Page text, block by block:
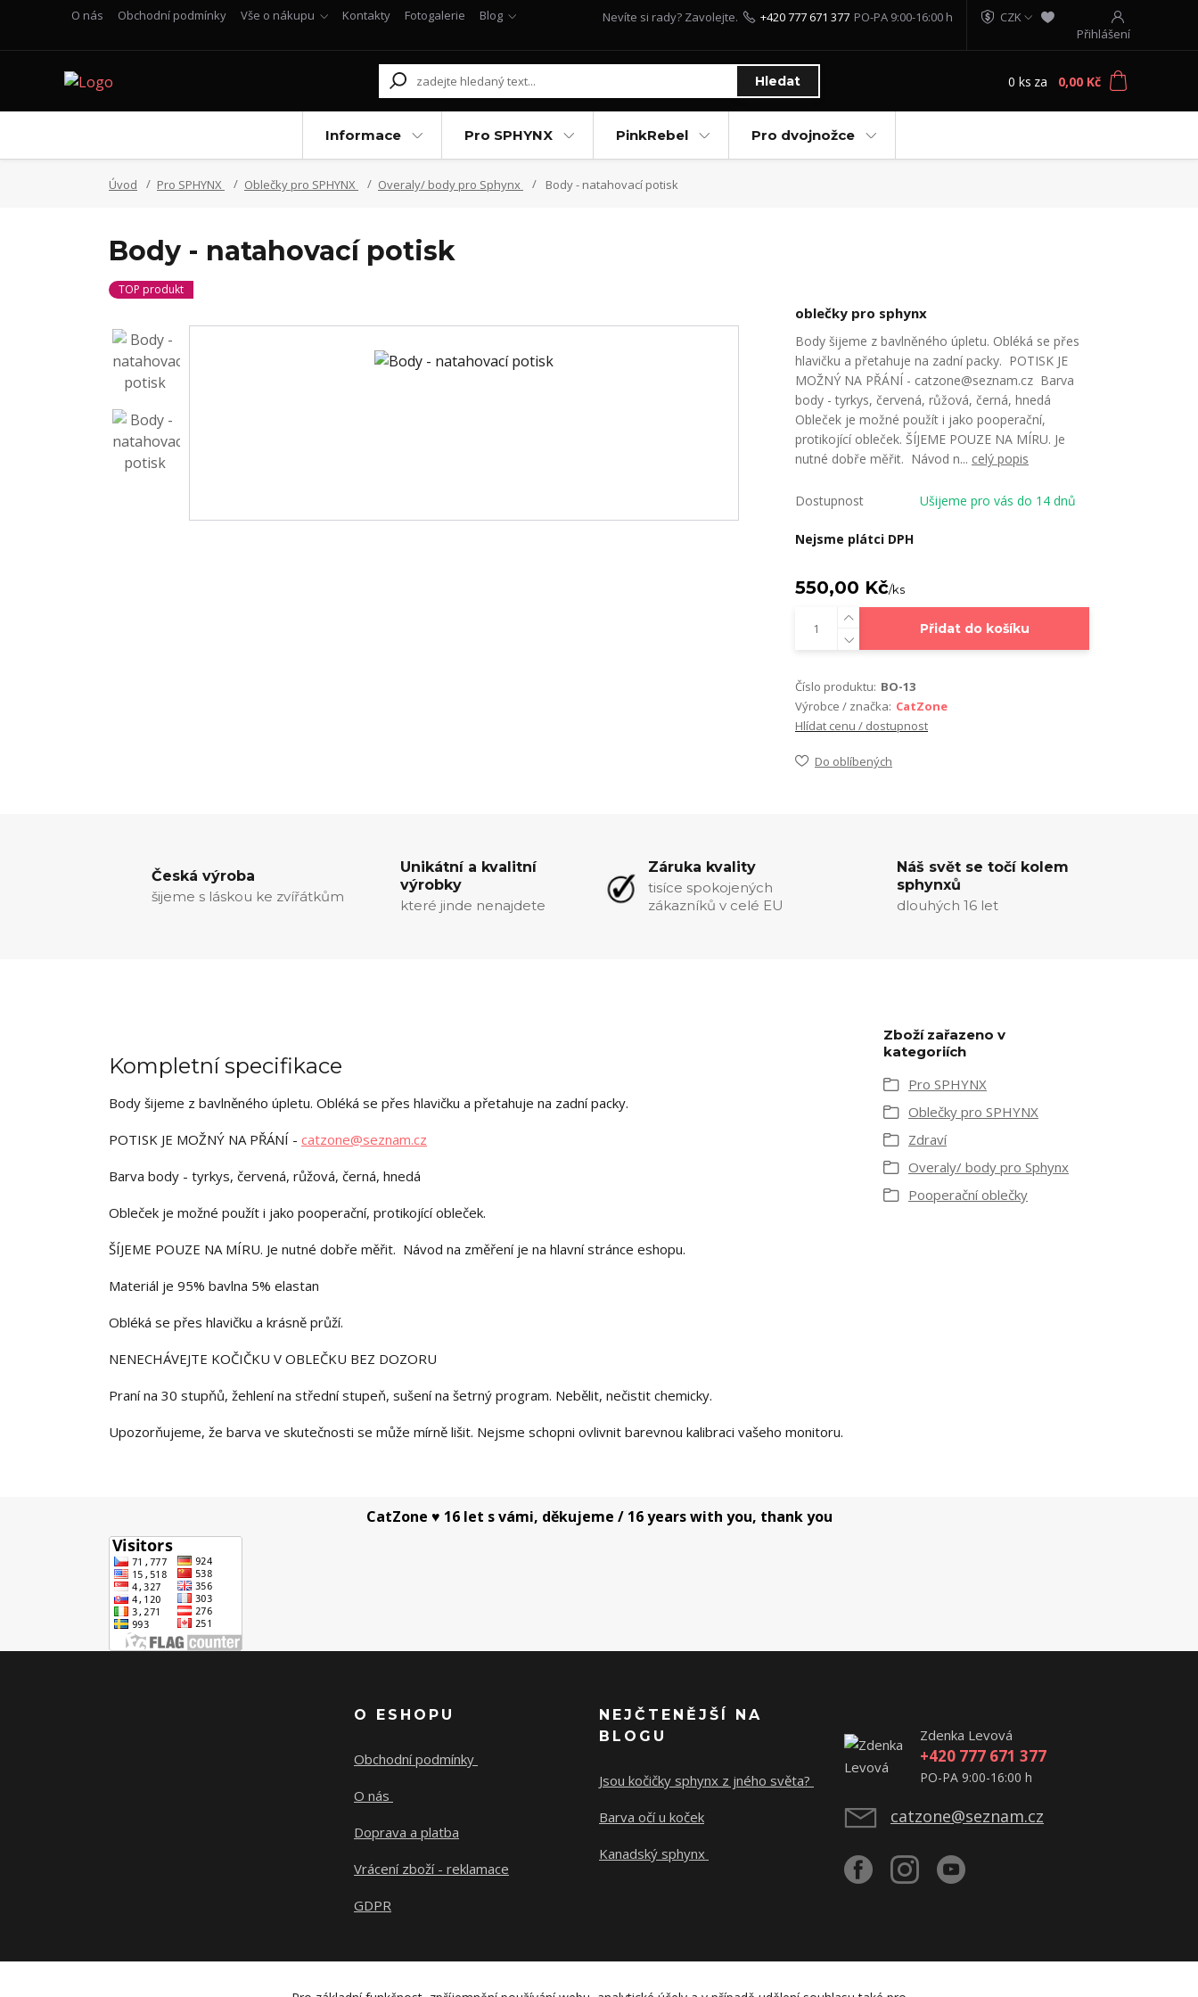
O nás Obchodní podmínky Vše o nákupu Kontakty Fotogalerie Blog
CZK
Přihlášení
Hledat
Nevíte si rady? Zavolejte. +420 777 671 377 PO-PA 9:00-16:00 h
0 ks za 0,00 Kč
Informace Pro SPHYNX PinkRebel Pro dvojnožce
Úvod Pro SPHYNX Oblečky pro SPHYNX Overaly/ body pro Sphynx Body - natahovací potisk
Body - natahovací potisk
TOP produkt
oblečky pro sphynx
Body šijeme z bavlněného úpletu. Obléká se přes
hlavičku a přetahuje na zadní packy. POTISK JE
MOŽNÝ NA PŘÁNÍ - catzone@seznam.cz Barva
body - tyrkys, červená, růžová, černá, hnedá
Obleček je možné použít i jako pooperační,
protikojící obleček. ŠÍJEME POUZE NA MÍRU. Je
nutné dobře měřit. Návod n... celý popis
Dostupnost Ušijeme pro vás do 14 dnů
Nejsme plátci DPH
550,00 Kč/ks
Přidat do košíku
Číslo produktu: BO-13
Výrobce / značka: CatZone
Hlídat cenu / dostupnost
Do oblíbených
Česká výroba
šijeme s láskou ke zvířátkům
Unikátní a kvalitní
výrobky
které jinde nenajdete
Záruka kvality
tisíce spokojených
zákazníků v celé EU
Náš svět se točí kolem
sphynxů
dlouhých 16 let
Kompletní specifikace
Body šijeme z bavlněného úpletu. Obléká se přes hlavičku a přetahuje na zadní packy.
POTISK JE MOŽNÝ NA PŘÁNÍ - catzone@seznam.cz
Barva body - tyrkys, červená, růžová, černá, hnedá
Obleček je možné použít i jako pooperační, protikojící obleček.
ŠÍJEME POUZE NA MÍRU. Je nutné dobře měřit. Návod na změření je na hlavní stránce eshopu.
Materiál je 95% bavlna 5% elastan
Obléká se přes hlavičku a krásně průží.
NENECHÁVEJTE KOČIČKU V OBLEČKU BEZ DOZORU
Praní na 30 stupňů, žehlení na střední stupeň, sušení na šetrný program. Nebělit, nečistit chemicky.
Upozorňujeme, že barva ve skutečnosti se může mírně lišit. Nejsme schopni ovlivnit barevnou kalibraci vašeho monitoru.
Zboží zařazeno v
kategoriích
Pro SPHYNX
Oblečky pro SPHYNX
Zdraví
Overaly/ body pro Sphynx
Pooperační oblečky
CatZone ♥ 16 let s vámi, děkujeme / 16 years with you, thank you
O ESHOPU
Obchodní podmínky
O nás
Doprava a platba
Vrácení zboží - reklamace
GDPR
NEJČTENĚJŠÍ NA
BLOGU
Jsou kočičky sphynx z jného světa?
Barva očí u koček
Kanadský sphynx
Zdenka Levová
+420 777 671 377
PO-PA 9:00-16:00 h
catzone@seznam.cz